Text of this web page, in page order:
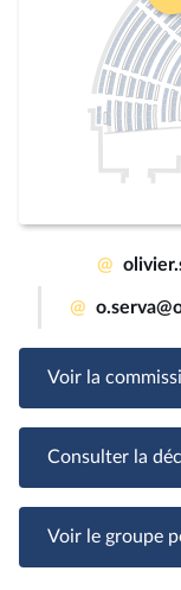
@
@
Voir la
Consulter la
Voir le groupe